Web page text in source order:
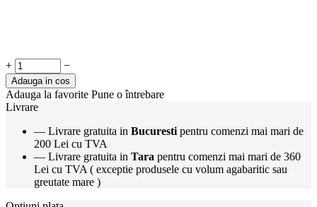
+ −
Adauga in cos
Adauga la favorite Pune o întrebare
Livrare
— Livrare gratuita in Bucuresti pentru comenzi mai mari de
200 Lei cu TVA
— Livrare gratuita in Tara pentru comenzi mai mari de 360
Lei cu TVA ( exceptie produsele cu volum agabaritic sau
greutate mare )